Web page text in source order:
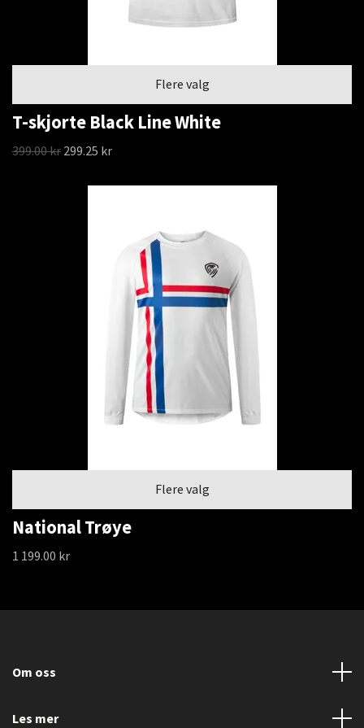
Flere valg
T-skjorte Black Line White
399.00 kr 299.25 kr
Flere valg
National Trøye
1 199.00 kr
Om oss
Les mer